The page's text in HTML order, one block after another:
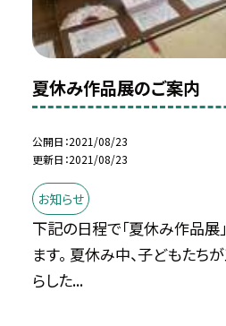
夏休み作品展のご案内
公開日 2021/08/23
更新日 2021/08/23
お知らせ
下記の日程で「夏休み作品展
ます。 夏休み中、子どもたち
らした...